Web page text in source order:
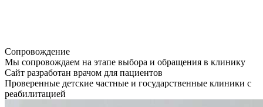
Сопровождение
Мы сопровождаем на этапе выбора и обращения в клинику
Сайт разработан врачом для пациентов
Проверенные детские частные и государственные клиники с
реабилитацией